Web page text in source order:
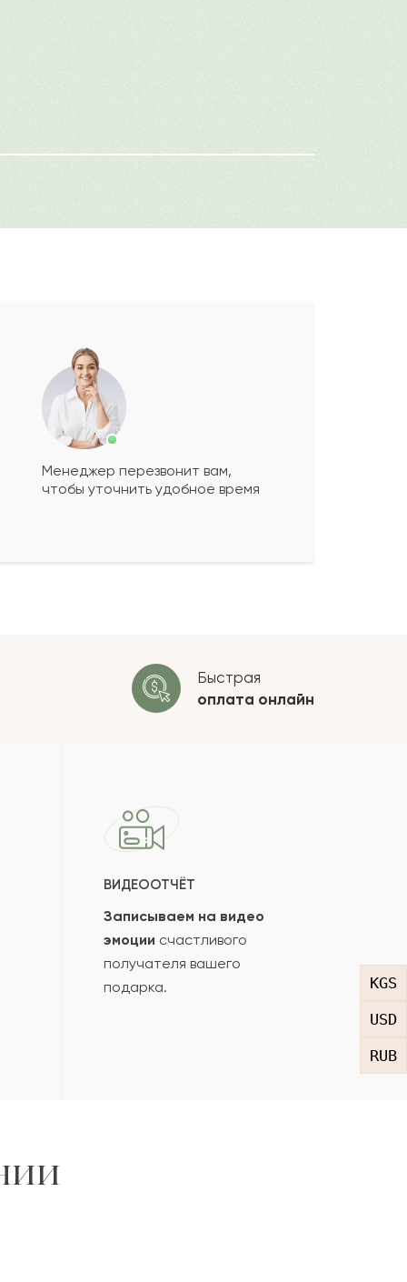
KGS
USD
RUB
будет+?
ОСТАВИТЬ ОТЗЫВ
Менеджер перезвонит вам,
чтобы уточнить удобное время
Быстрая
оплата онлайн
ВИДЕООТЧЁТ
Записываем на видео
эмоции счастливого
получателя вашего
подарка.